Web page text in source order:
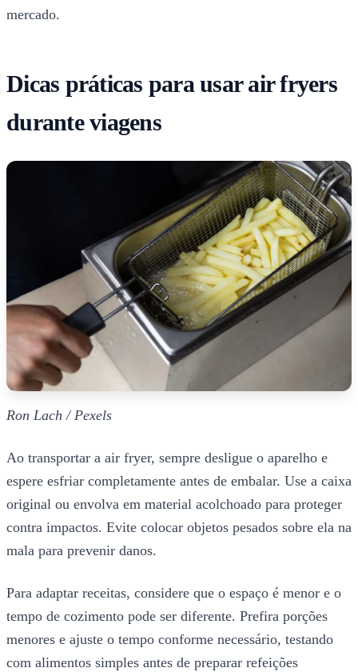
mercado.
Dicas práticas para usar air fryers
durante viagens
Ron Lach / Pexels
Ao transportar a air fryer, sempre desligue o aparelho e
espere esfriar completamente antes de embalar. Use a caixa
original ou envolva em material acolchoado para proteger
contra impactos. Evite colocar objetos pesados sobre ela na
mala para prevenir danos.
Para adaptar receitas, considere que o espaço é menor e o
tempo de cozimento pode ser diferente. Prefira porções
menores e ajuste o tempo conforme necessário, testando
com alimentos simples antes de preparar refeições